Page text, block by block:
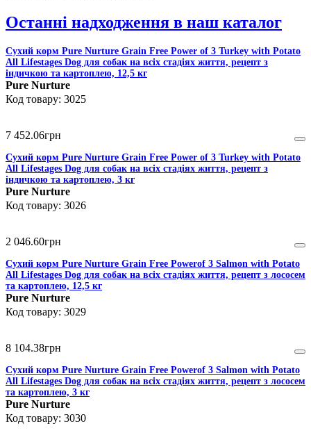
Останні надходження в наш каталог
Сухий корм Pure Nurture Grain Free Power of 3 Turkey with Potato
All Lifestages Dog для собак на всіх стадіях життя, рецепт з
індичкою та картоплею, 12,5 кг
Pure Nurture
3025
7 452.06грн
Сухий корм Pure Nurture Grain Free Power of 3 Turkey with Potato
All Lifestages Dog для собак на всіх стадіях життя, рецепт з
індичкою та картоплею, 3 кг
Pure Nurture
3026
2 046.60грн
Сухий корм Pure Nurture Grain Free Powerof 3 Salmon with Potato
All Lifestages Dog для собак на всіх стадіях життя, рецепт з лососем
та картоплею, 12,5 кг
Pure Nurture
3029
8 104.38грн
Сухий корм Pure Nurture Grain Free Powerof 3 Salmon with Potato
All Lifestages Dog для собак на всіх стадіях життя, рецепт з лососем
та картоплею, 3 кг
Pure Nurture
3030